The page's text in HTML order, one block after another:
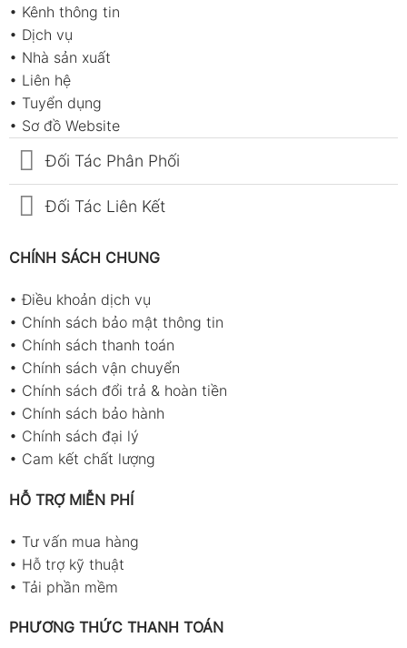
• Kênh thông tin
• Dịch vụ
• Nhà sản xuất
• Liên hệ
• Tuyển dụng
• Sơ đồ Website
Đối Tác Phân Phối
Đối Tác Liên Kết
CHÍNH SÁCH CHUNG
•Điều khoản dịch vụ
• Chính sách bảo mật thông tin
• Chính sách thanh toán
• Chính sách vận chuyển
• Chính sách đổi trả & hoàn tiền
• Chính sách bảo hành
• Chính sách đại lý
• Cam kết chất lượng
HỖ TRỢ MIỄN PHÍ
• Tư vấn mua hàng
• Hỗ trợ kỹ thuật
• Tải phần mềm
PHƯƠNG THỨC THANH TOÁN